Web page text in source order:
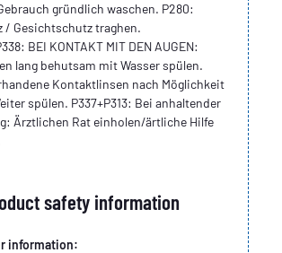
gründlich waschen. P280:
/ Gesichtschutz traghen.
BEI KONTAKT MIT DEN AUGEN:
lang behutsam mit Wasser spülen.
Kontaktlinsen nach Möglichkeit
spülen. P337+P313: Bei anhaltender
Ärztlichen Rat einholen/ärtliche Hilfe
safety information
information: